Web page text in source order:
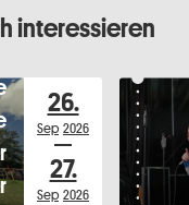
interessieren
26.
Sep 2026
27.
Sep 2026